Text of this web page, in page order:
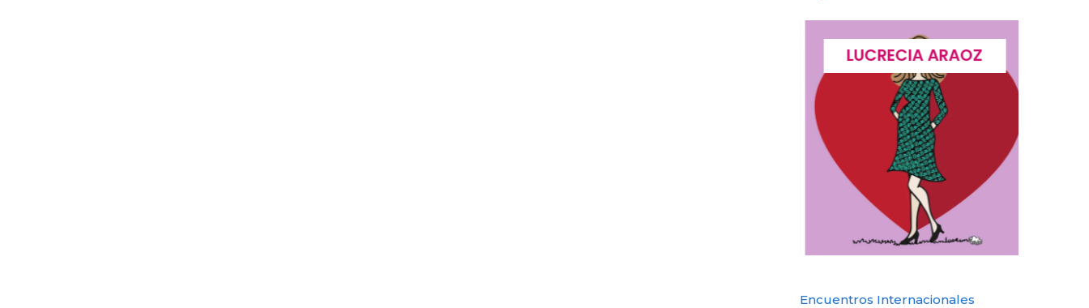
LUCRECIA ARAOZ
Encuentros Internacionales